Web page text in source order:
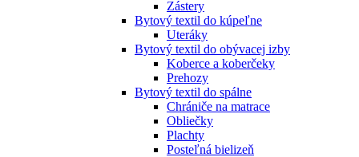
Zástery
Bytový textil do kúpeľne
Uteráky
Bytový textil do obývacej izby
Koberce a koberčeky
Prehozy
Bytový textil do spálne
Chrániče na matrace
Obliečky
Plachty
Posteľná bielizeň